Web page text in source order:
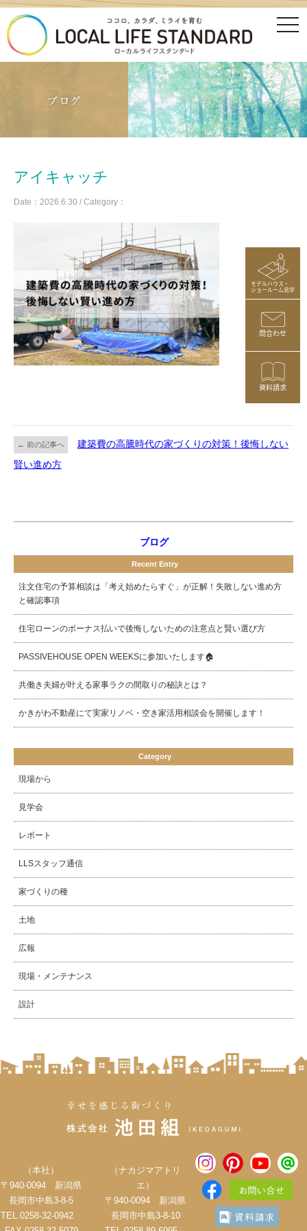
モデルハウス・
ショールーム見学
問合わせ
資料請求
アイキャッチ
Date：2026.6.30 / Category：
← 前の記事へ
建築費の高騰時代の家づくりの対策！後悔しない
賢い進め方
ブログ
Recent Entry
注文住宅の予算相談は「考え始めたらすぐ」が正解！失敗しない進め方
と確認事項
住宅ローンのボーナス払いで後悔しないための注意点と賢い選び方
PASSIVEHOUSE OPEN WEEKSに参加いたします🏠
共働き夫婦が叶える家事ラクの間取りの秘訣とは？
かきがわ不動産にて実家リノベ・空き家活用相談会を開催します！
Category
現場から
見学会
レポート
LLSスタッフ通信
家づくりの種
土地
広報
現場・メンテナンス
設計
（本社）
〒940-0094 新潟県
長岡市中島3-8-5
TEL.0258-32-0942
（ナカジマアトリ
エ）
〒940-0094 新潟県
長岡市中島3-8-10